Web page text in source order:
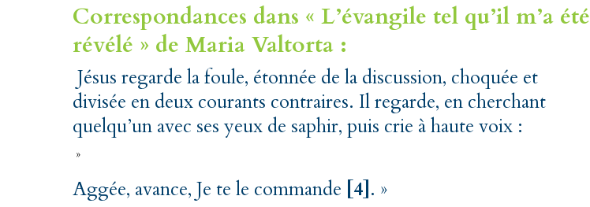
Correspondances dans « L’évangile tel qu’il m’a été
révélé » de Maria Valtorta :
Jésus regarde la foule, étonnée de la discussion, choquée et
divisée en deux courants contraires. Il regarde, en cherchant
quelqu’un avec ses yeux de saphir, puis crie à haute voix :
»
Aggée, avance, Je te le commande [4] . »